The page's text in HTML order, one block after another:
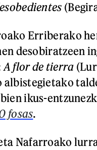
Erriberako
desobiratzeen
A flor de tierra
ikus-
fosas.
Nafarroako